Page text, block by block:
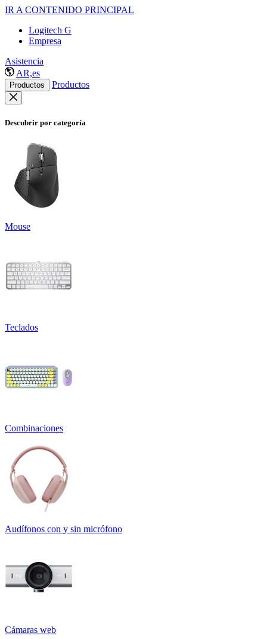
IR A CONTENIDO PRINCIPAL
Logitech G
Empresa
Asistencia
AR,es
Productos Productos
Descubrir por categoría
Mouse
Teclados
Combinaciones
Audífonos con y sin micrófono
Cámaras web